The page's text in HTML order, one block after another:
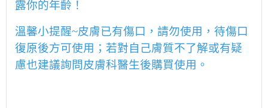
露你的年齡！
溫馨小提醒~皮膚已有傷口，請勿使用，待傷口
復原後方可使用；若對自己膚質不了解或有疑
慮也建議詢問皮膚科醫生後購買使用。